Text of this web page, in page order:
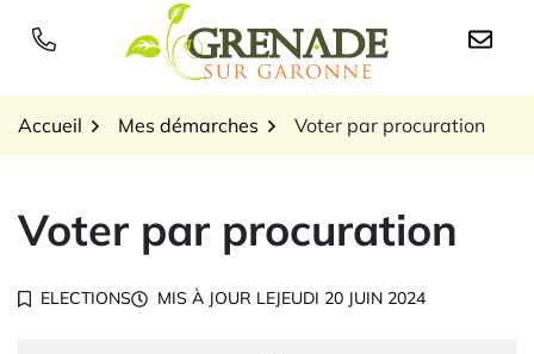
Logo Grenade sur
Accueil Mes démarches Voter par procuration
Voter par procuration
ELECTIONS MIS À JOUR LEJEUDI 20 JUIN 2024